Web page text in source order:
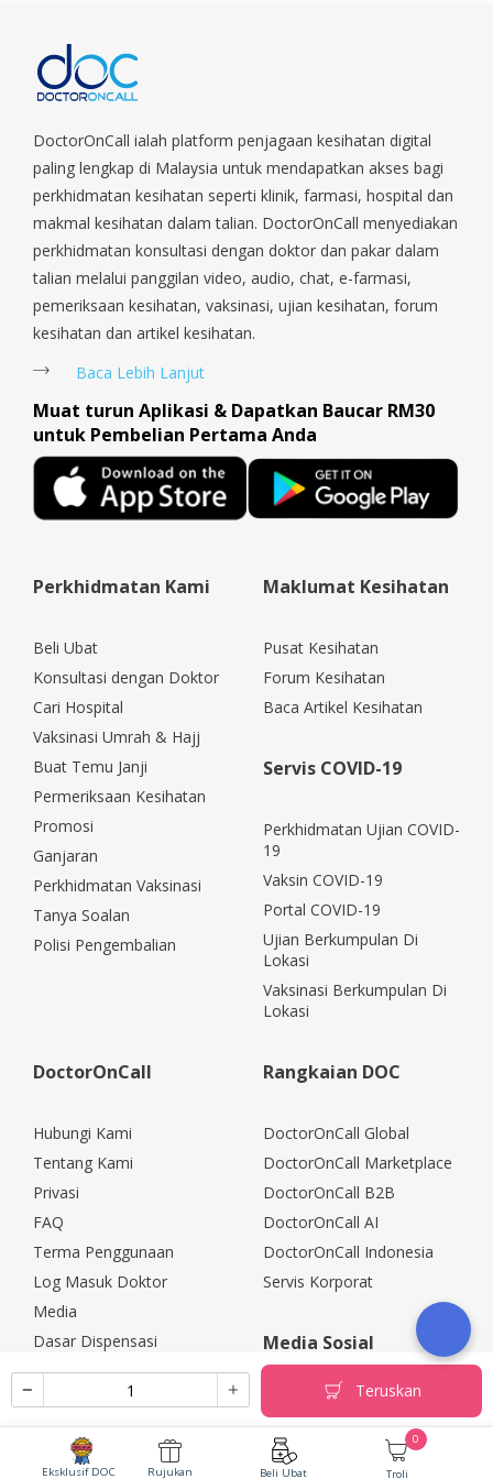
Eksklusif DOC Rujukan Beli Ubat
0
Troli
Teruskan
East, Jurong West, Kallang/ Whampoa, Lim Chu Kang, Marine
Parade, Marina, Macpherson, Mandai, Newton, Novena,
Orchard, Pasir Ris, Punggol, Potong Pasir, Paya Lebar,
Sengkang, Serangoon, Serangoon Rd, Seletar, Tampines, Toa
Payoh, Tanjong Pagar, Telok Blangah, Tanglin, Thomson, Tuas,
Tengah, Upper East Coast, Upper Bukit Timah, Upper Thomson,
Woodlands, West Coast, Yishun, Yio Chu Kang.
DoctorOnCall ialah platform penjagaan kesihatan digital
paling lengkap di Malaysia untuk mendapatkan akses bagi
perkhidmatan kesihatan seperti klinik, farmasi, hospital dan
makmal kesihatan dalam talian. DoctorOnCall menyediakan
perkhidmatan konsultasi dengan doktor dan pakar dalam
talian melalui panggilan video, audio, chat, e-farmasi,
pemeriksaan kesihatan, vaksinasi, ujian kesihatan, forum
kesihatan dan artikel kesihatan.
Baca Lebih Lanjut
Muat turun Aplikasi & Dapatkan Baucar RM30
untuk Pembelian Pertama Anda
Perkhidmatan Kami
Beli Ubat
Konsultasi dengan Doktor
Cari Hospital
Vaksinasi Umrah & Hajj
Buat Temu Janji
Permeriksaan Kesihatan
Promosi
Ganjaran
Perkhidmatan Vaksinasi
Tanya Soalan
Polisi Pengembalian
Maklumat Kesihatan
Pusat Kesihatan
Forum Kesihatan
Baca Artikel Kesihatan
Servis COVID-19
Perkhidmatan Ujian COVID-
19
Vaksin COVID-19
Portal COVID-19
Ujian Berkumpulan Di
Lokasi
Vaksinasi Berkumpulan Di
Lokasi
DoctorOnCall
Hubungi Kami
Tentang Kami
Privasi
FAQ
Terma Penggunaan
Log Masuk Doktor
Media
Dasar Dispensasi
Kerjaya
Rakan Kongsi Korporat
Polisi Pemulangan
Rangkaian DOC
DoctorOnCall Global
DoctorOnCall Marketplace
DoctorOnCall B2B
DoctorOnCall AI
DoctorOnCall Indonesia
Servis Korporat
Media Sosial